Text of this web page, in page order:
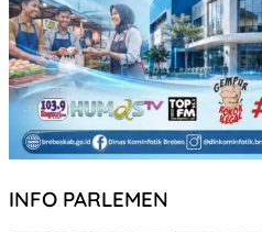
INFO PARLEMEN